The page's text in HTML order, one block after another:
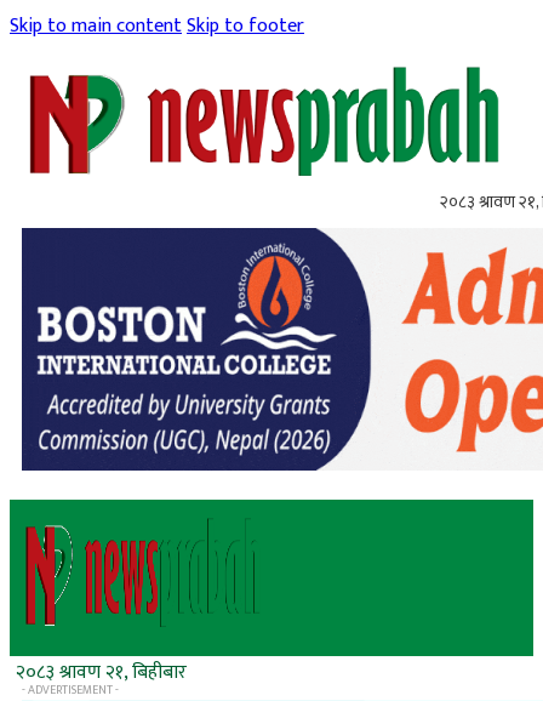
Skip to main contentSkip to footer
२०८३ श्रावण २१,
२०८३ श्रावण २१, बिहीबार
- ADVERTISEMENT -